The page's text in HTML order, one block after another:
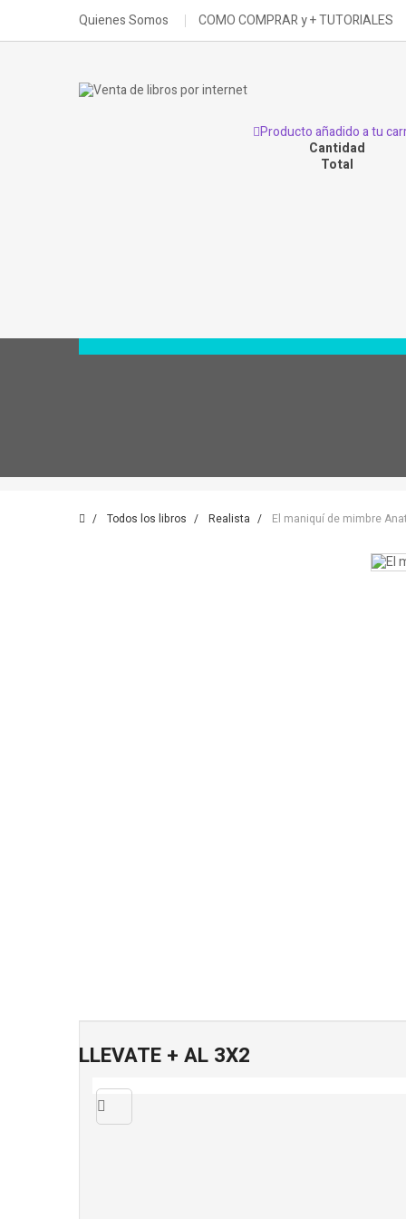
Quienes Somos COMO COMPRAR y + TUTORIALES
Producto añadido a tu
Cantidad
Total
Todos los libros Realista El maniquí de mimbre
LLEVATE + AL 3X2